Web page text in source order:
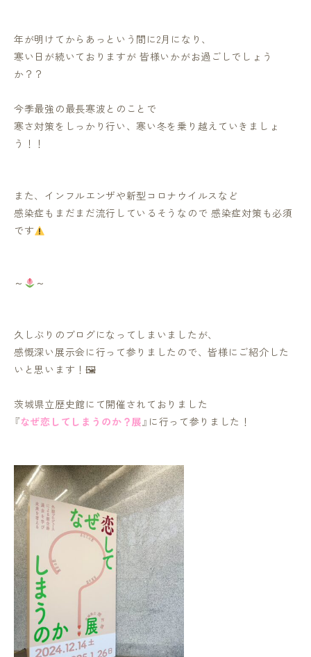
年が明けてからあっという間に2月になり、
寒い日が続いておりますが 皆様いかがお過ごしでしょう
か？？
今季最強の最長寒波とのことで
寒さ対策をしっかり行い、寒い冬を乗り越えていきましょ
う！！
また、インフルエンザや新型コロナウイルスなど
感染症もまだまだ流行しているそうなので 感染症対策も必須
です
～ ～
久しぶりのブログになってしまいましたが、
感慨深い展示会に行って参りましたので、皆様にご紹介した
いと思います！🖼
茨城県立歴史館にて開催されておりました
『なぜ恋してしまうのか？展』に行って参りました！